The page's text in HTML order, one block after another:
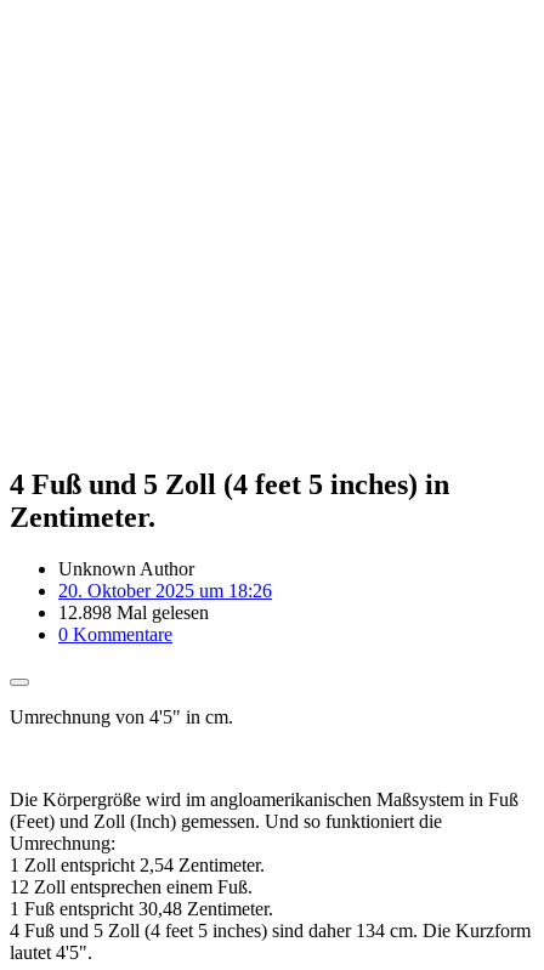
4 Fuß und 5 Zoll (4 feet 5 inches) in
Zentimeter.
Unknown Author
20. Oktober 2025 um 18:26
12.898 Mal gelesen
0 Kommentare
Umrechnung von 4'5" in cm.
Die Körpergröße wird im angloamerikanischen Maßsystem in Fuß
(Feet) und Zoll (Inch) gemessen. Und so funktioniert die
Umrechnung:
1 Zoll entspricht 2,54 Zentimeter.
12 Zoll entsprechen einem Fuß.
1 Fuß entspricht 30,48 Zentimeter.
4 Fuß und 5 Zoll (4 feet 5 inches) sind daher 134 cm. Die Kurzform
lautet 4'5".